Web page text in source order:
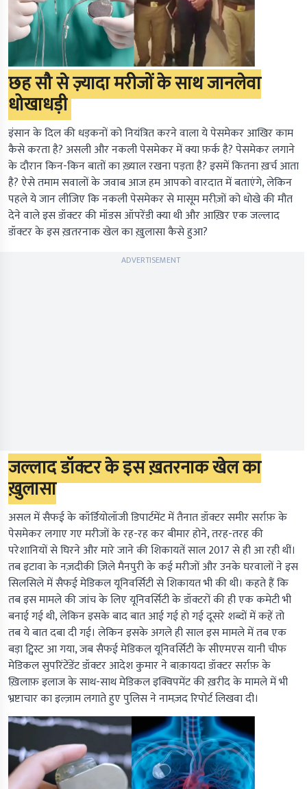
छह सौ से ज़्यादा मरीजों के साथ जानलेवा
धोखाधड़ी
इंसान के दिल की धड़कनों को नियंत्रित करने वाला ये पेसमेकर आखिर काम
कैसे करता है? असली और नकली पेसमेकर में क्या फ़र्क है? पेसमेकर लगाने
के दौरान किन-किन बातों का ख़्याल रखना पड़ता है? इसमें कितना ख़र्च आता
है? ऐसे तमाम सवालों के जवाब आज हम आपको वारदात में बताएंगे, लेकिन
पहले ये जान लीजिए कि नकली पेसमेकर से मासूम मरीज़ों को धोखे की मौत
देने वाले इस डॉक्टर की मॉडस ऑपरेंडी क्या थी और आख़िर एक जल्लाद
डॉक्टर के इस ख़तरनाक खेल का ख़ुलासा कैसे हुआ?
ADVERTISEMENT
जल्लाद डॉक्टर के इस ख़तरनाक खेल का
ख़ुलासा
असल में सैफई के कॉर्डियोलॉजी डिपार्टमेंट में तैनात डॉक्टर समीर सर्राफ़ के
पेसमेकर लगाए गए मरीजों के रह-रह कर बीमार होने, तरह-तरह की
परेशानियों से घिरने और मारे जाने की शिकायतें साल 2017 से ही आ रही थीं।
तब इटावा के नज़दीकी ज़िले मैनपुरी के कई मरीजों और उनके घरवालों ने इस
सिलसिले में सैफई मेडिकल यूनिवर्सिटी से शिकायत भी की थी। कहते हैं कि
तब इस मामले की जांच के लिए यूनिवर्सिटी के डॉक्टरों की ही एक कमेटी भी
बनाई गई थी, लेकिन इसके बाद बात आई गई हो गई दूसरे शब्दों में कहें तो
तब ये बात दबा दी गई। लेकिन इसके अगले ही साल इस मामले में तब एक
बड़ा ट्विस्ट आ गया, जब सैफई मेडिकल यूनिवर्सिटी के सीएमएस यानी चीफ
मेडिकल सुपरिंटेंडेंट डॉक्टर आदेश कुमार ने बाक़ायदा डॉक्टर सर्राफ़ के
ख़िलाफ़ इलाज के साथ-साथ मेडिकल इक्विपमेंट की ख़रीद के मामले में भी
भ्रष्टाचार का इल्ज़ाम लगाते हुए पुलिस ने नामज़द रिपोर्ट लिखवा दी।